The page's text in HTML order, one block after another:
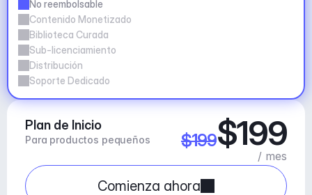
No reembolsable
Contenido Monetizado
Biblioteca Curada
Sub-licenciamiento
Distribución
Soporte Dedicado
Plan de Inicio
Para productos pequeños $199$199
/ mes
Comienza ahora